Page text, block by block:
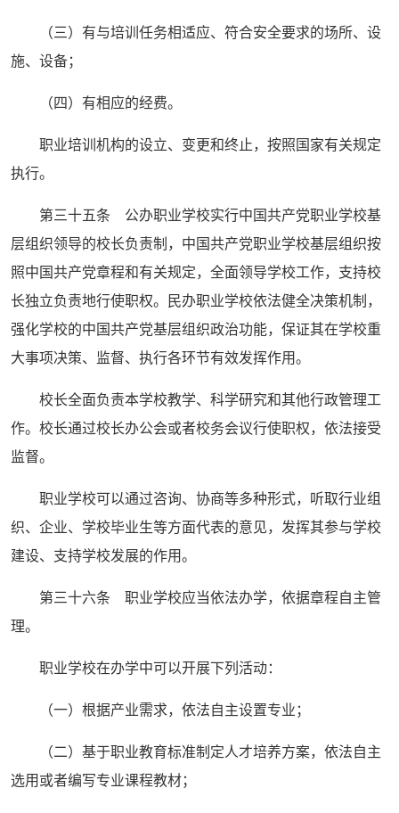
（三）有与培训任务相适应、符合安全要求的场所、设
施、设备；
（四）有相应的经费。
职业培训机构的设立、变更和终止，按照国家有关规定
执行。
第三十五条 公办职业学校实行中国共产党职业学校基
层组织领导的校长负责制，中国共产党职业学校基层组织按
照中国共产党章程和有关规定，全面领导学校工作，支持校
长独立负责地行使职权。民办职业学校依法健全决策机制，
强化学校的中国共产党基层组织政治功能，保证其在学校重
大事项决策、监督、执行各环节有效发挥作用。
校长全面负责本学校教学、科学研究和其他行政管理工
作。校长通过校长办公会或者校务会议行使职权，依法接受
监督。
职业学校可以通过咨询、协商等多种形式，听取行业组
织、企业、学校毕业生等方面代表的意见，发挥其参与学校
建设、支持学校发展的作用。
第三十六条 职业学校应当依法办学，依据章程自主管
理。
职业学校在办学中可以开展下列活动：
（一）根据产业需求，依法自主设置专业；
（二）基于职业教育标准制定人才培养方案，依法自主
选用或者编写专业课程教材；